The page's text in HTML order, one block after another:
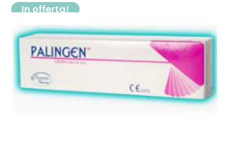
In offerta!